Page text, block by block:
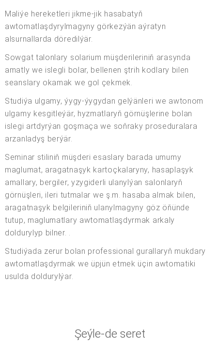
Maliýe hereketleri jikme-jik hasabatyň
awtomatlaşdyrylmagyny görkezýän aýratyn
alsurnallarda döredilýär.
Sowgat talonlary solarium müşderileriniň arasynda
amatly we islegli bolar, bellenen ştrih kodlary bilen
seanslary okamak we gol çekmek.
Studiýa ulgamy, ýygy-ýygydan gelýänleri we awtonom
ulgamy kesgitleýär, hyzmatlaryň görnüşlerine bolan
islegi artdyrýan goşmaça we soňraky proseduralara
arzanladyş berýär.
Seminar stiliniň müşderi esaslary barada umumy
maglumat, aragatnaşyk kartoçkalaryny, hasaplaşyk
amallary, bergiler, yzygiderli ulanylýan salonlaryň
görnüşleri, ileri tutmalar we ş.m. hasaba almak bilen,
aragatnaşyk belgileriniň ulanylmagyny göz öňünde
tutup, maglumatlary awtomatlaşdyrmak arkaly
doldurylyp bilner. .
Studiýada zerur bolan professional gurallaryň mukdary
awtomatlaşdyrmak we üpjün etmek üçin awtomatiki
usulda doldurylýar.
Şeýle-de seret